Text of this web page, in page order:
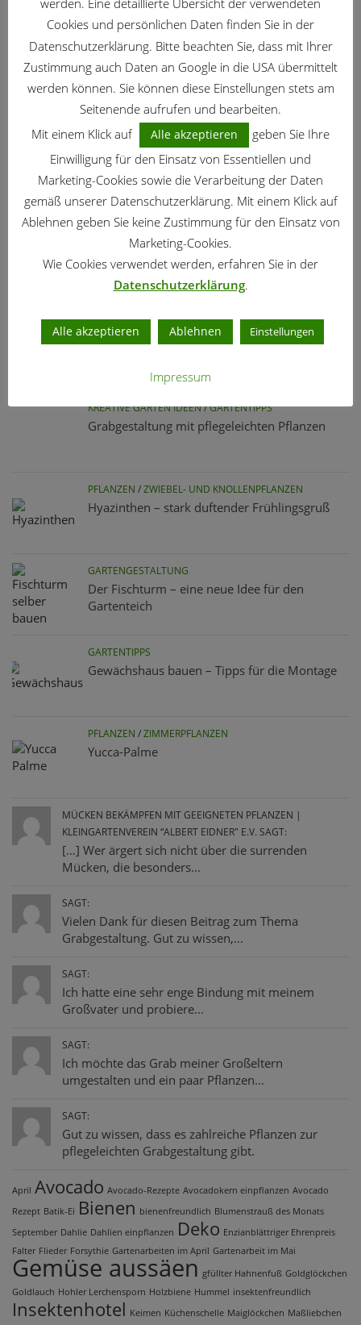
Ziergarten – Gartenarbeit im August
NUTZGARTEN AUGUST GARTENKALENDER
Nutzgarten – Gartenarbeit im August
PFLANZEN
Currykraut – Schmuck und Gewürz
GARTENTIPPS
Iris-Blütenfliege – warum sterben meine
Irisknospen ab?
NUTZGARTEN JUNI/GARTENKALENDER
Nutzgarten – Arbeiten im Juni
KREATIVE GARTEN IDEEN/GARTENTIPPS
Grabgestaltung mit pflegeleichten Pflanzen
PFLANZEN /ZWIEBEL- UND KNOLLENPFLANZEN
Hyazinthen – stark duftender Frühlingsgruß
GARTENGESTALTUNG
Der Fischturm – eine neue Idee für den
Gartenteich
GARTENTIPPS
Gewächshaus bauen – Tipps für die Montage
PFLANZEN /ZIMMERPFLANZEN
Yucca-Palme
MÜCKEN BEKÄMPFEN MIT GEEIGNETEN PFLANZEN |
KLEINGARTENVEREIN “ALBERT EIDNER" E.V. SAGT:
[…] Wer ärgert sich nicht über die surrenden
Mücken, die besonders...
SAGT:
Vielen Dank für diesen Beitrag zum Thema
Grabgestaltung. Gut zu wissen,...
SAGT:
Ich hatte eine sehr enge Bindung mit meinem
Großvater und probiere...
SAGT:
Ich möchte das Grab meiner Großeltern
umgestalten und ein paar Pflanzen...
SAGT:
Gut zu wissen, dass es zahlreiche Pflanzen zur
pflegeleichten Grabgestaltung gibt.
April Avocado Avocado-Rezepte Avocadokern einpflanzen Avocado
Rezept Batik-Ei Bienen bienenfreundlich Blumenstrauß des Monats
September Dahlie Dahlien einpflanzen Deko Enzianblättriger Ehrenpreis
Falter Flieder Forsythie Gartenarbeiten im April Gartenarbeit im Mai
Gemüse aussäen gfüllter Hahnenfuß Goldglöckchen
Goldlauch Hohler Lerchensporn Holzbiene Hummel insektenfreundlich
Insektenhotel Keimen Küchenschelle Maiglöckchen Maßliebchen
werden. Eine detaillierte Übersicht der verwendeten
Cookies und persönlichen Daten finden Sie in der
Datenschutzerklärung. Bitte beachten Sie, dass mit Ihrer
Zustimmung auch Daten an Google in die USA übermittelt
werden können. Sie können diese Einstellungen stets am
Seitenende aufrufen und bearbeiten.
Mit einem Klick auf
Alle akzeptieren
geben Sie Ihre
Einwilligung für den Einsatz von Essentiellen und
Marketing-Cookies sowie die Verarbeitung der Daten
gemäß unserer Datenschutzerklärung. Mit einem Klick auf
Ablehnen geben Sie keine Zustimmung für den Einsatz von
Marketing-Cookies.
Wie Cookies verwendet werden, erfahren Sie in der
Datenschutzerklärung.
Alle akzeptieren Ablehnen Einstellungen
Impressum